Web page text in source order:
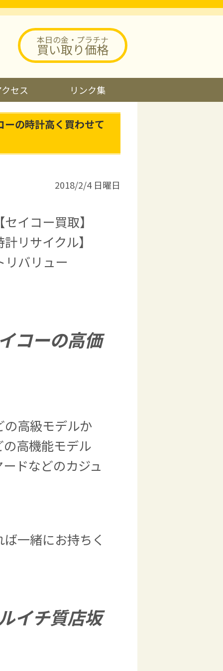
本日の金・プラチナ
買い取り価格
セス リンク集
の時計高く買わせて
2018/2/4 日曜日
イコー買取】
リサイクル】
バリュー
コーの高価
高級モデルか
高機能モデル
ドなどのカジュ
一緒にお持ちく
イチ質店坂